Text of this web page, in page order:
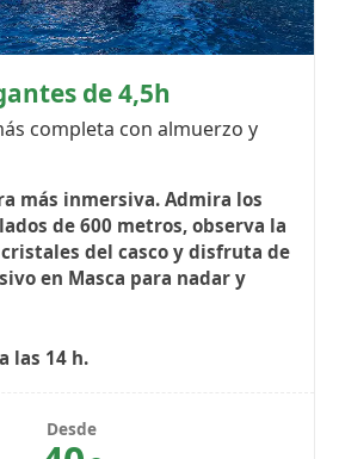
de 4,5h
completa con almuerzo y
más inmersiva. Admira los
de 600 metros, observa la
del casco y disfruta de
en Masca para nadar y
las 14 h.
Desde